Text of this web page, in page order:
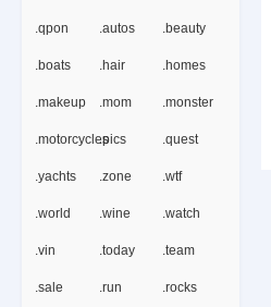
.qpon .autos .beauty
.boats .hair .homes
.makeup .mom .monster
.motorcycles.pics .quest
.yachts .zone .wtf
.world .wine .watch
.vin .today .team
.sale .run .rocks